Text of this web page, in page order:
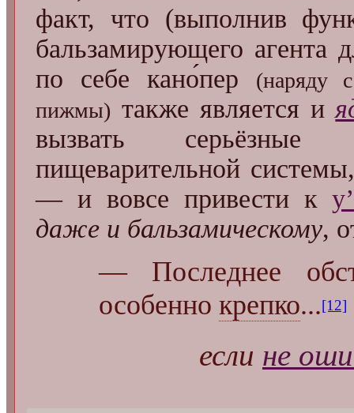
факт, что (выполнив
бальзамирующего агента
по себе кано́пер
(наряду
пижмы) также является и
вызвать серьёзные
пищеварительной
— и вовсе привести к
даже и бальзамическому,
— Последнее
особенно крепко...[12]
если не